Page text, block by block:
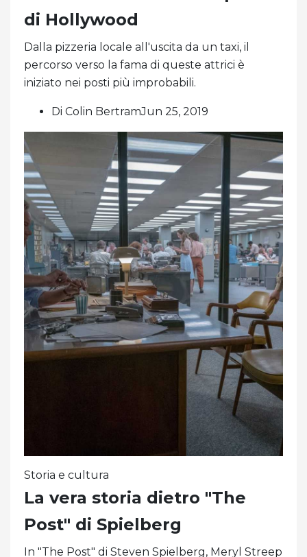
di Hollywood
Dalla pizzeria locale all'uscita da un taxi, il
percorso verso la fama di queste attrici è
iniziato nei posti più improbabili.
Di Colin BertramJun 25, 2019
Storia e cultura
La vera storia dietro "The
Post" di Spielberg
In "The Post" di Steven Spielberg, Meryl Streep